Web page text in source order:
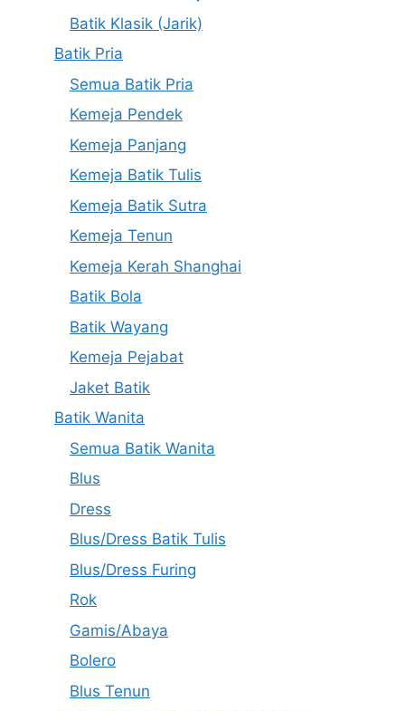
Batik Klasik (Jarik)
Batik Pria
Semua Batik Pria
Kemeja Pendek
Kemeja Panjang
Kemeja Batik Tulis
Kemeja Batik Sutra
Kemeja Tenun
Kemeja Kerah Shanghai
Batik Bola
Batik Wayang
Kemeja Pejabat
Jaket Batik
Batik Wanita
Semua Batik Wanita
Blus
Dress
Blus/Dress Batik Tulis
Blus/Dress Furing
Rok
Gamis/Abaya
Bolero
Blus Tenun